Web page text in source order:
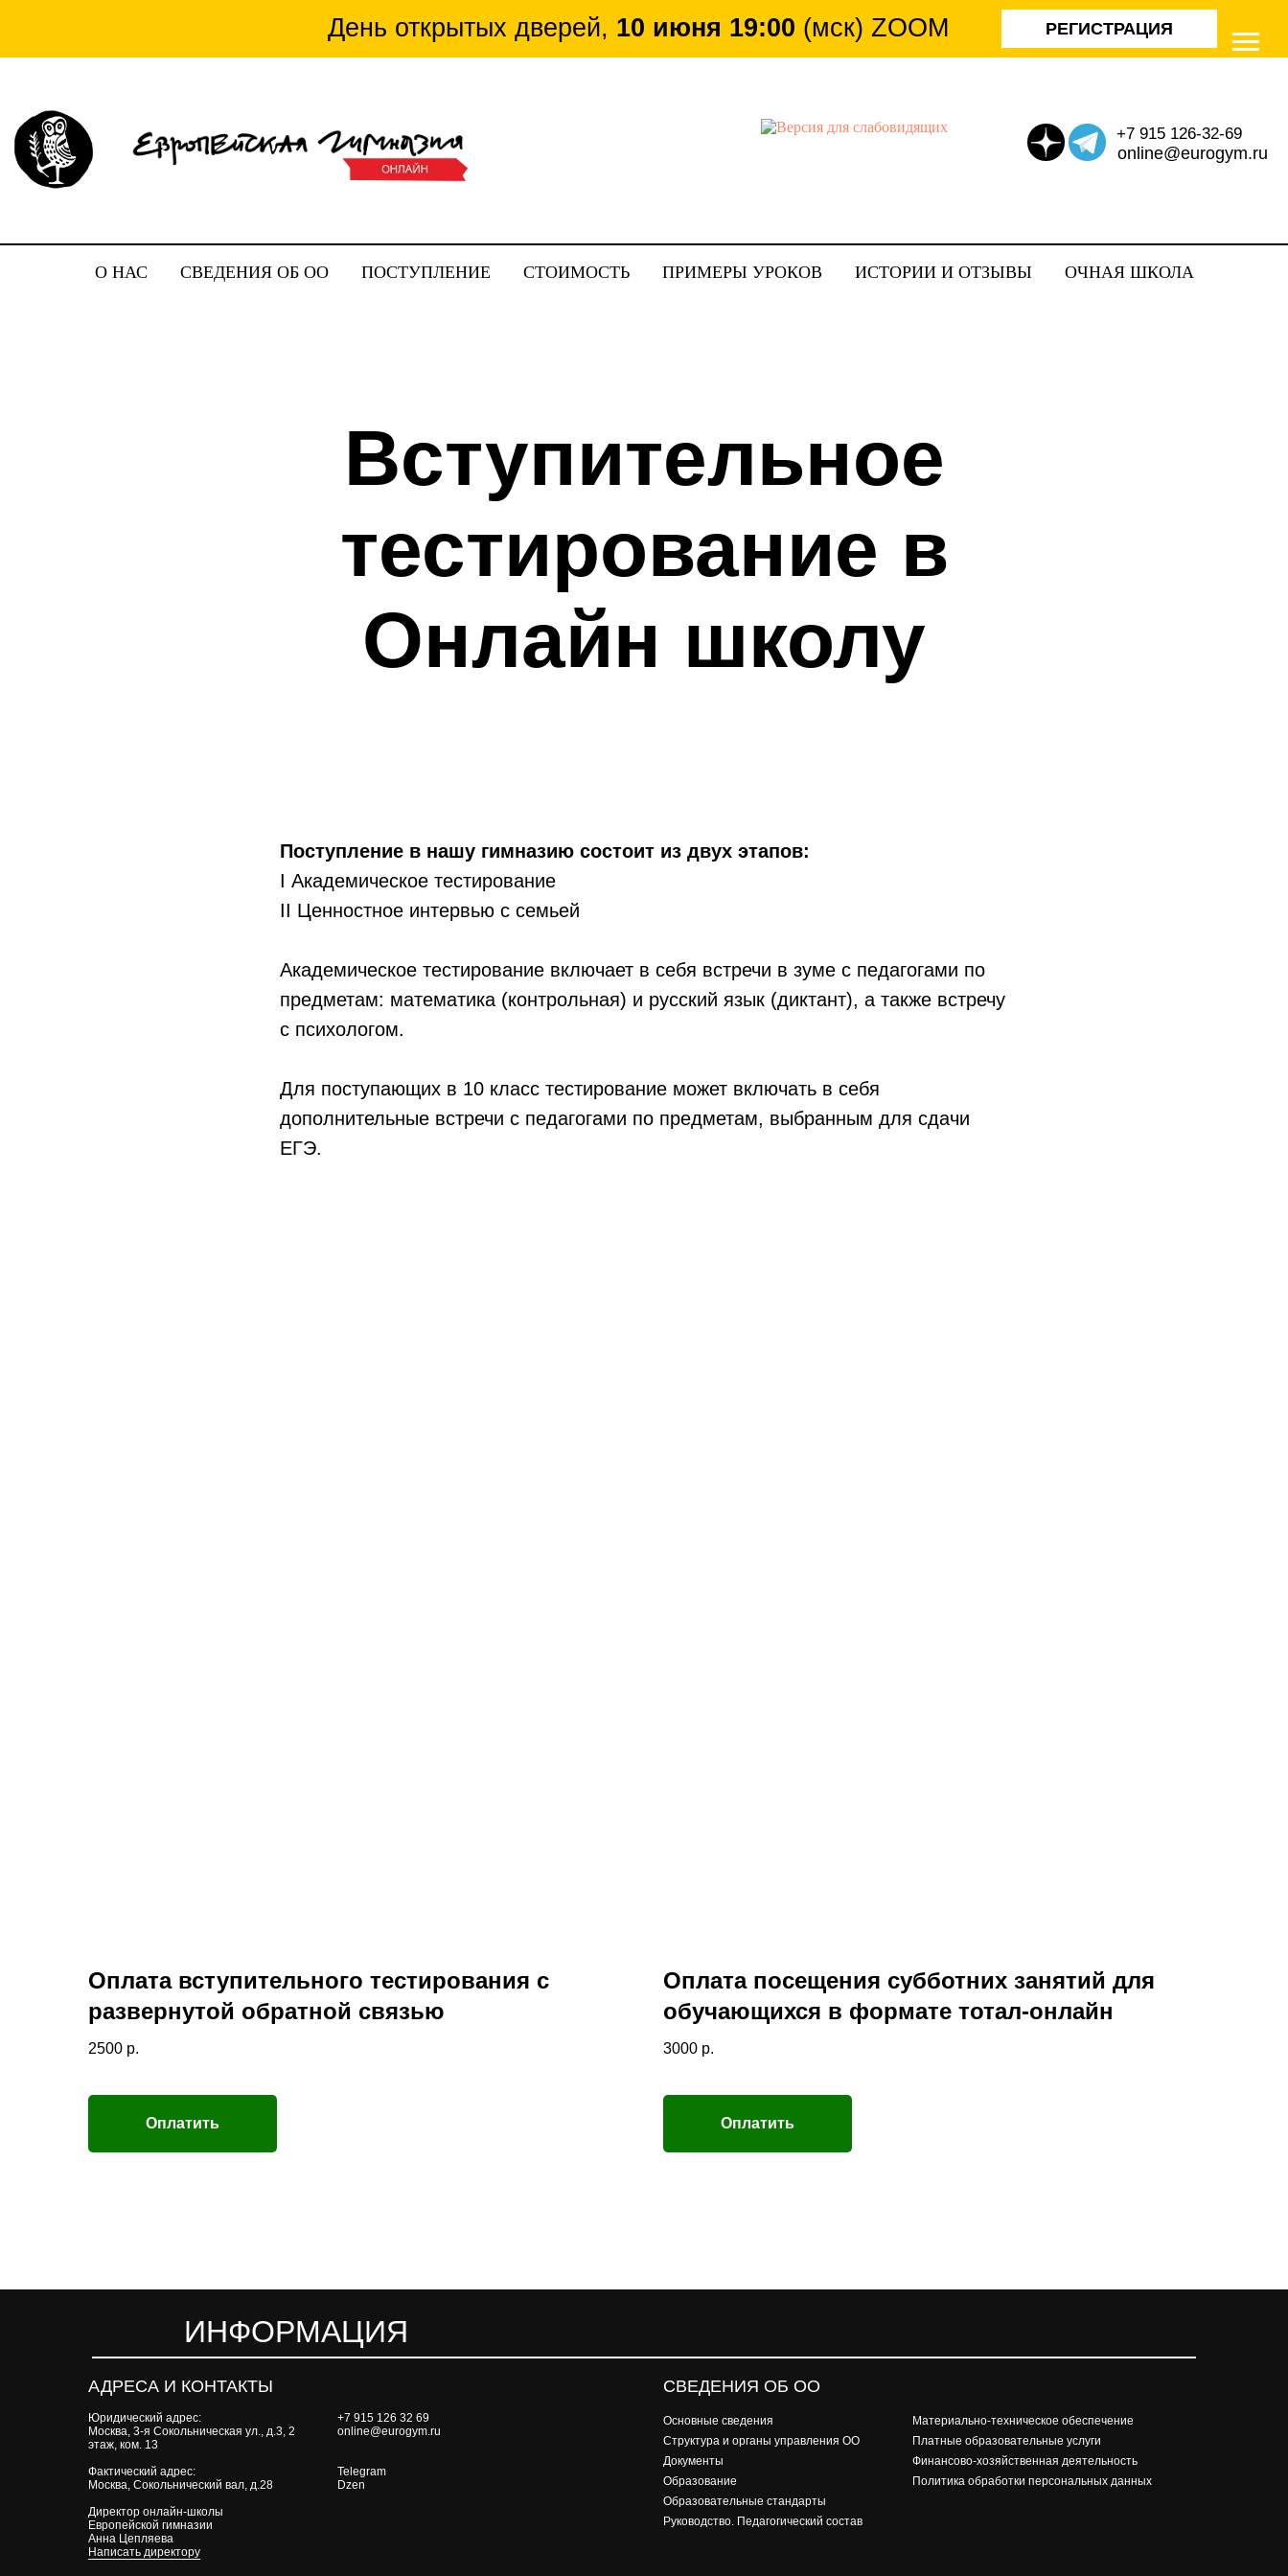
День открытых дверей, (мск) ZOOM
День открытых дверей, 10 июня 19:00 (мск) ZOOM РЕГИСТРАЦИЯ
online@eurogym.ru
+7 915 126-32-69
О НАС СВЕДЕНИЯ ОБ ОО ПОСТУПЛЕНИЕ СТОИМОСТЬ ПРИМЕРЫ УРОКОВ ИСТОРИИ И ОТЗЫВЫ ОЧНАЯ ШКОЛА
Вступительное
тестирование в
Онлайн школу
Поступление в нашу гимназию состоит из двух этапов:
I Академическое тестирование
II Ценностное интервью с семьей
Академическое тестирование включает в себя встречи в зуме с педагогами по
предметам: математика (контрольная) и русский язык (диктант), а также встречу
с психологом.
Для поступающих в 10 класс тестирование может включать в себя
дополнительные встречи с педагогами по предметам, выбранным для сдачи
ЕГЭ.
Оплата вступительного тестирования с
развернутой обратной связью
2500 р.
Оплатить
Оплата посещения субботних занятий для
обучающихся в формате тотал-онлайн
3000 р.
Оплатить
ИНФОРМАЦИЯ
АДРЕСА И КОНТАКТЫ СВЕДЕНИЯ ОБ ОО
Юридический адрес:
Москва, 3-я Сокольническая ул., д.3, 2
этаж, ком. 13
Фактический адрес:
Москва, Сокольнический вал, д.28
Директор онлайн-школы
Европейской гимназии
Анна Цепляева
Написать директору
+7 915 126 32 69
online@eurogym.ru
Telegram
Dzen
Основные сведения
Структура и органы управления ОО
Документы
Образование
Образовательные стандарты
Руководство. Педагогический состав
Материально-техническое обеспечение
Платные образовательные услуги
Финансово-хозяйственная деятельность
Политика обработки персональных данных